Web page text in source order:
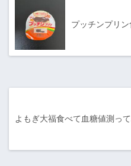
プッチンプリン
よもぎ大福食べて血糖値測って